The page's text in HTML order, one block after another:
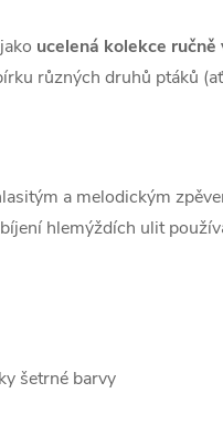
ucelená kolekce
různých druhů ptáků
a melodickým
hlemýždích ulit
šetrné barvy